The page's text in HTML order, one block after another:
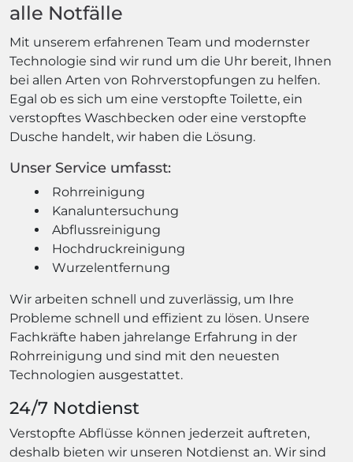
alle Notfälle
Mit unserem erfahrenen Team und modernster
Technologie sind wir rund um die Uhr bereit, Ihnen
bei allen Arten von Rohrverstopfungen zu helfen.
Egal ob es sich um eine verstopfte Toilette, ein
verstopftes Waschbecken oder eine verstopfte
Dusche handelt, wir haben die Lösung.
Unser Service umfasst:
Rohrreinigung
Kanaluntersuchung
Abflussreinigung
Hochdruckreinigung
Wurzelentfernung
Wir arbeiten schnell und zuverlässig, um Ihre
Probleme schnell und effizient zu lösen. Unsere
Fachkräfte haben jahrelange Erfahrung in der
Rohrreinigung und sind mit den neuesten
Technologien ausgestattet.
24/7 Notdienst
Verstopfte Abflüsse können jederzeit auftreten,
deshalb bieten wir unseren Notdienst an. Wir sind